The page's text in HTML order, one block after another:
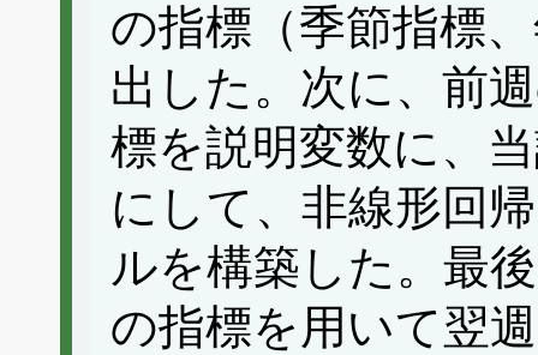
の指標（季節指標
出した。次に、前
標を説明変数に、
にして、非線形回
ルを構築した。最
の指標を用いて翌